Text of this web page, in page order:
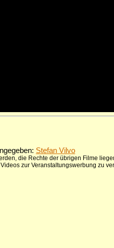
Stefan Vilvo
die Rechte der übrigen Filme
zur Veranstaltungswerbung zu